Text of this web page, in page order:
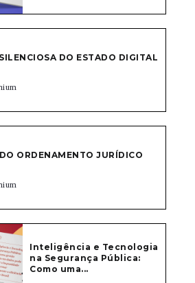
DO ESTADO DIGITAL
ORDENAMENTO JURÍDICO
Inteligência e Tecnologia
na Segurança Pública:
Como uma...